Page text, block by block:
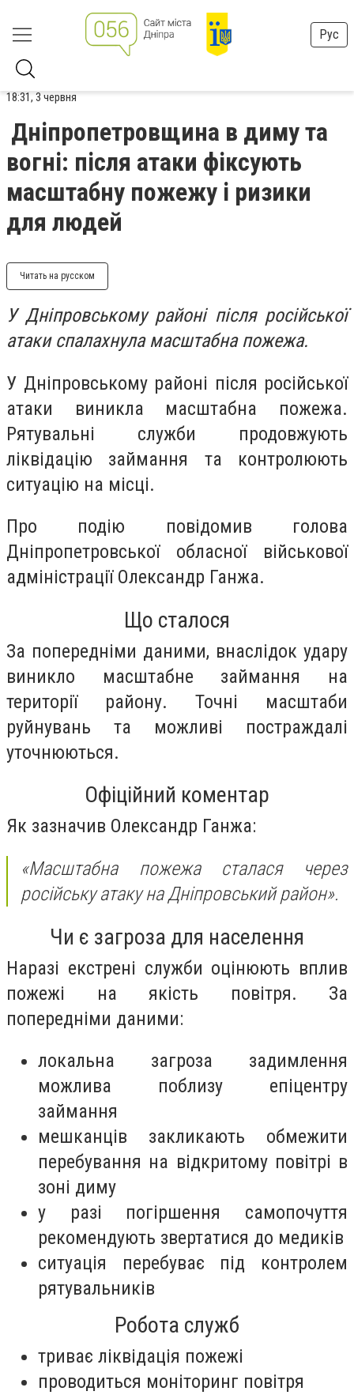
Рус
18:31, 3 червня
Дніпропетровщина в диму та
вогні: після атаки фіксують
масштабну пожежу і ризики
для людей
Читать на русском
У Дніпровському районі після російської
атаки спалахнула масштабна пожежа.
У Дніпровському районі після російської
атаки виникла масштабна пожежа.
Рятувальні служби продовжують
ліквідацію займання та контролюють
ситуацію на місці.
Про подію повідомив голова
Дніпропетровської обласної військової
адміністрації Олександр Ганжа.
Що сталося
За попередніми даними, внаслідок удару
виникло масштабне займання на
території району. Точні масштаби
руйнувань та можливі постраждалі
уточнюються.
Офіційний коментар
Як зазначив Олександр Ганжа:
«Масштабна пожежа сталася через
російську атаку на Дніпровський район».
Чи є загроза для населення
Наразі екстрені служби оцінюють вплив
пожежі на якість повітря. За
попередніми даними:
локальна загроза задимлення
можлива поблизу епіцентру
займання
мешканців закликають обмежити
перебування на відкритому повітрі в
зоні диму
у разі погіршення самопочуття
рекомендують звертатися до медиків
ситуація перебуває під контролем
рятувальників
Робота служб
триває ліквідація пожежі
проводиться моніторинг повітря